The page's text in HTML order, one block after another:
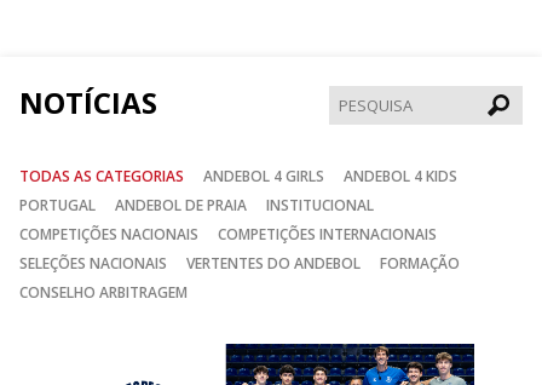
NOTÍCIAS
TODAS AS CATEGORIAS ANDEBOL 4 GIRLS
ANDEBOL 4 KIDS
PORTUGAL
ANDEBOL DE PRAIA
INSTITUCIONAL
COMPETIÇÕES NACIONAIS
COMPETIÇÕES INTERNACIONAIS
SELEÇÕES NACIONAIS
VERTENTES DO ANDEBOL
FORMAÇÃO
CONSELHO ARBITRAGEM